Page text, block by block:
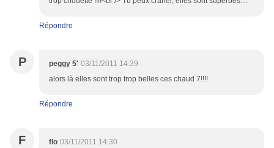
Répondre
P peggy 5' 03/11/2011 14:39
alors là elles sont trop trop belles ces chaud 7!!!!
Répondre
F flo 03/11/2011 14:30